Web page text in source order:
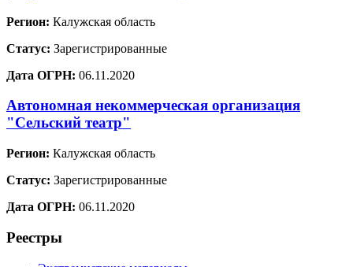
Регион: Калужская область
Статус: Зарегистрированные
Дата ОГРН: 06.11.2020
Автономная некоммерческая организация
"Сельский театр"
Регион: Калужская область
Статус: Зарегистрированные
Дата ОГРН: 06.11.2020
Реестры